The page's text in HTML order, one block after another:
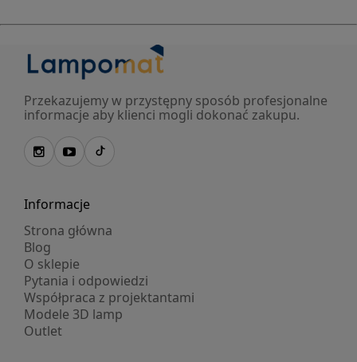
Przekazujemy w przystępny sposób profesjonalne
informacje aby klienci mogli dokonać zakupu.
Informacje
Strona główna
Blog
O sklepie
Pytania i odpowiedzi
Współpraca z projektantami
Modele 3D lamp
Outlet